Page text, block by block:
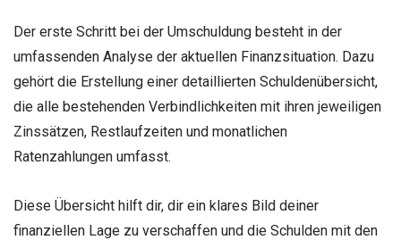
Der erste Schritt bei der Umschuldung besteht in der
umfassenden Analyse der aktuellen Finanzsituation. Dazu
gehört die Erstellung einer detaillierten Schuldenübersicht,
die alle bestehenden Verbindlichkeiten mit ihren jeweiligen
Zinssätzen, Restlaufzeiten und monatlichen
Ratenzahlungen umfasst.
Diese Übersicht hilft dir, dir ein klares Bild deiner
finanziellen Lage zu verschaffen und die Schulden mit den